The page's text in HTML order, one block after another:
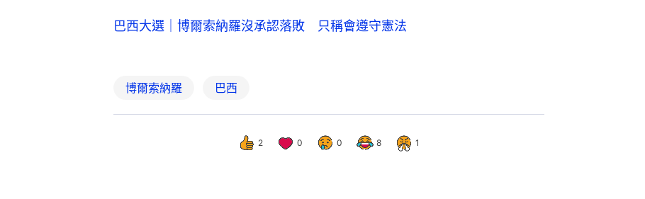
巴西大選｜博爾索納羅沒承認落敗 只稱會遵守憲法
博爾索納羅 巴西
2 0 0 8 1